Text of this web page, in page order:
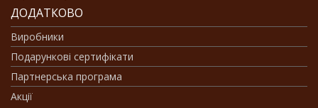
ДОДАТКОВО
Виробники
Подарункові сертифікати
Партнерська програма
Акції